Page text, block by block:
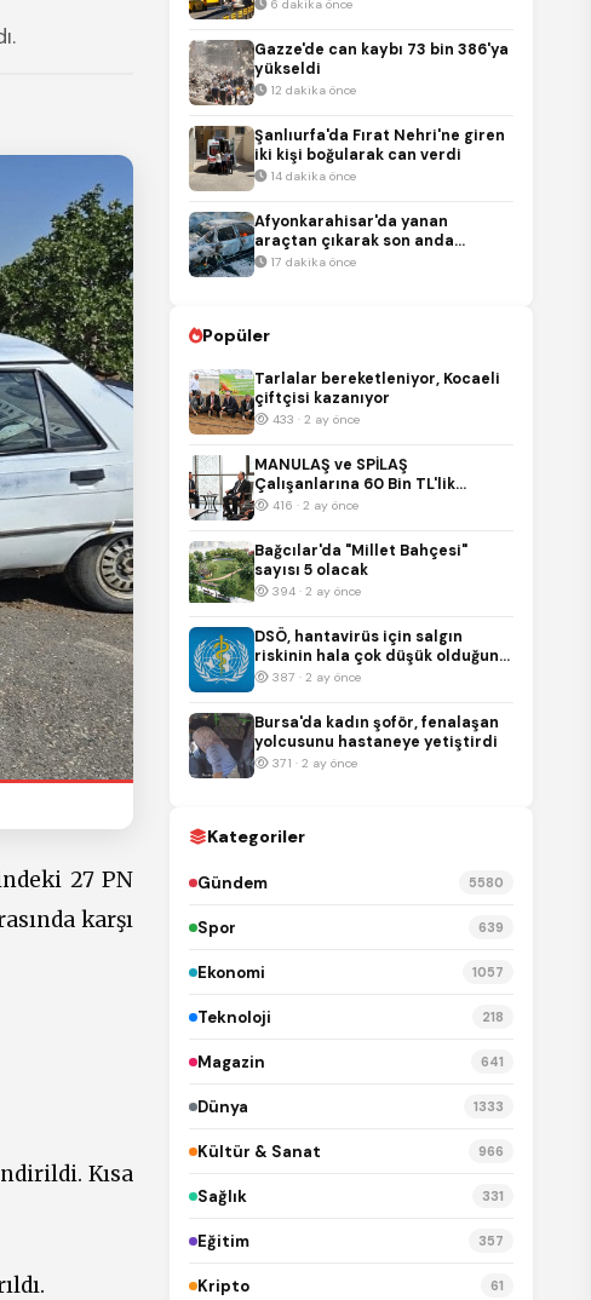
27 PN
karşı
Kısa
6 dakika önce
Gazze'de can kaybı 73 bin 386'ya
yükseldi
12 dakika önce
Şanlıurfa'da Fırat Nehri'ne giren
iki kişi boğularak can verdi
14 dakika önce
Afyonkarahisar'da yanan
araçtan çıkarak son anda
kurtuldular
17 dakika önce
Popüler
Tarlalar bereketleniyor, Kocaeli
çiftçisi kazanıyor
433 · 2 ay önce
MANULAŞ ve SPİLAŞ
Çalışanlarına 60 Bin TL'lik
Promosyon
416 · 2 ay önce
Bağcılar'da "Millet Bahçesi"
sayısı 5 olacak
394 · 2 ay önce
DSÖ, hantavirüs için salgın
riskinin hala çok düşük olduğunu
duyurdu
387 · 2 ay önce
Bursa'da kadın şoför, fenalaşan
yolcusunu hastaneye yetiştirdi
371 · 2 ay önce
Kategoriler
Gündem 5580
Spor 639
Ekonomi 1057
Teknoloji 218
Magazin 641
Dünya 1333
Kültür & Sanat 966
Sağlık 331
Eğitim 357
Kripto 61